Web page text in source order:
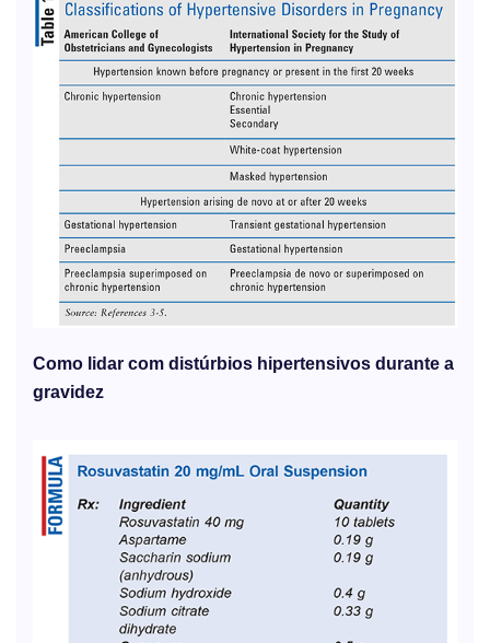
Como lidar com distúrbios hipertensivos durante a
gravidez